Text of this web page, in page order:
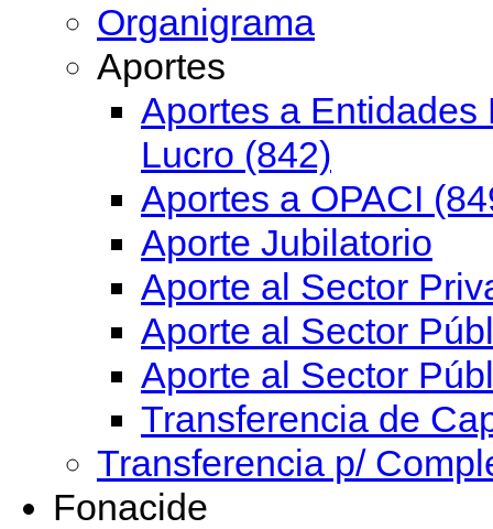
Organigrama
Aportes
Aportes a Entidades
Lucro (842)
Aportes a OPACI
Aporte Jubilatorio
Aporte al Sector
Aporte al Sector
Aporte al Sector
Transferencia de
Transferencia p/
Fonacide